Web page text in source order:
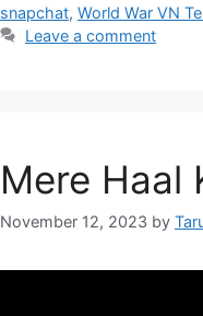
snapchat, World War VN
Leave a comment
Mere Haal
November 12, 2023 by